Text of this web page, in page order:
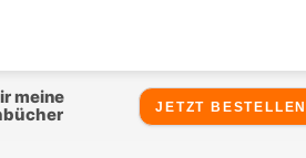
meine
JETZT